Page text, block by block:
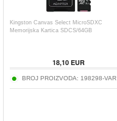
Kingston Canvas Select MicroSDXC
Memorijska Kartica SDCS/64GB
18,10EUR
BROJ PROIZVODA: 198298-VAR